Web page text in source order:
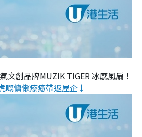
文創品牌MUZIK TIGER 冰感風扇！
嘅慵懶療癒帶返屋企↓